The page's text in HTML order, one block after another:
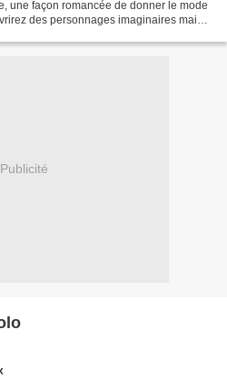
une façon romancée de donner le mode
des personnages imaginaires mais
Publicité